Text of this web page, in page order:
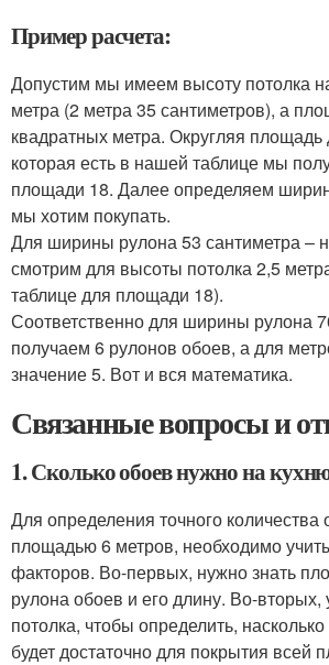
Пример расчета:
Допустим мы имеем высоту потолка
метра (2 метра 35 сантиметров), а
квадратных метра. Округляя
которая есть в нашей таблице мы
площади 18. Далее определяем
мы хотим покупать.
Для ширины рулона 53 сантиметра –
смотрим для высоты потолка 2,5
таблице для площади 18).
Соответственно для ширины рулона
получаем 6 рулонов обоев, а для
значение 5. Вот и вся математика.
Связанные вопросы и
1. Сколько обоев нужно на
Для определения точного количества
площадью 6 метров, необходимо
факторов. Во-первых, нужно знать
рулона обоев и его длину. Во-вторых,
потолка, чтобы определить,
будет достаточно для покрытия всей